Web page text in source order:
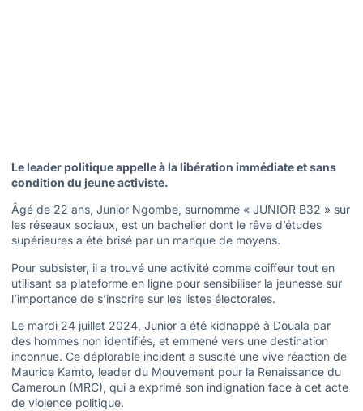
Le leader politique appelle à la libération immédiate et sans
condition du jeune activiste.
Âgé de 22 ans, Junior Ngombe, surnommé « JUNIOR B32 » sur
les réseaux sociaux, est un bachelier dont le rêve d’études
supérieures a été brisé par un manque de moyens.
Pour subsister, il a trouvé une activité comme coiffeur tout en
utilisant sa plateforme en ligne pour sensibiliser la jeunesse sur
l’importance de s’inscrire sur les listes électorales.
Le mardi 24 juillet 2024, Junior a été kidnappé à Douala par
des hommes non identifiés, et emmené vers une destination
inconnue. Ce déplorable incident a suscité une vive réaction de
Maurice Kamto, leader du Mouvement pour la Renaissance du
Cameroun (MRC), qui a exprimé son indignation face à cet acte
de violence politique.